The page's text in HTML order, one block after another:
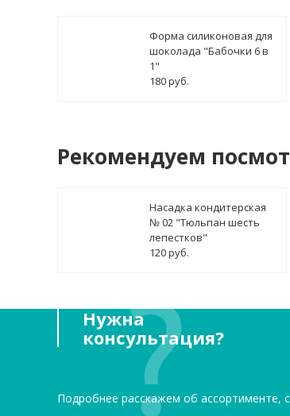
Форма силиконовая для
шоколада "Бабочки 6 в
1"
180 руб.
Рекомендуем
Насадка кондитерская
№ 02 "Тюльпан шесть
лепестков"
120 руб.
Нужна
консультация?
Подробнее расскажем об ассортименте,